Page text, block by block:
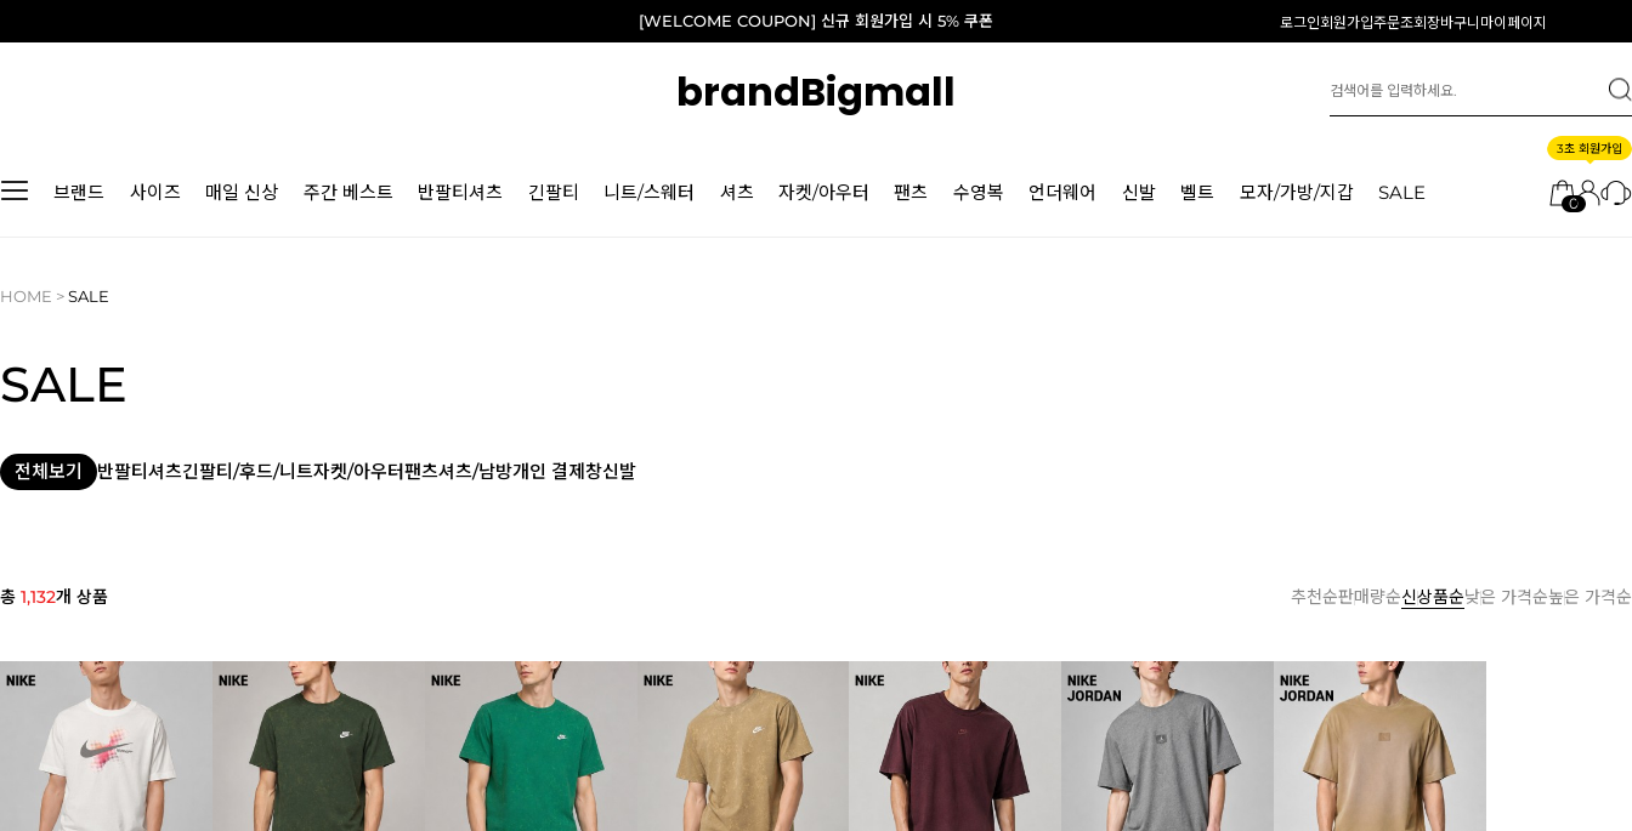
[WELCOME COUPON] 신규 회원가입 시 5% 쿠폰 로그인회원가입주문조회장바구니 마이페이지
brandBigmall
브랜드 사이즈 매일 신상 주간 베스트 반팔티셔츠 긴팔티 니트/스웨터 셔츠 자켓/아우터 팬츠 수영복 언더웨어 신발 벨트 모자/가방/지갑 SALE 0
3초 회원가입
HOME >SALE
SALE
전체보기 반팔티셔츠긴팔티/후드/니트자켓/아우터팬츠셔츠/남방개인 결제창신발
총 1,132개 상품 추천순판매량순신상품순낮은 가격순높은 가격순